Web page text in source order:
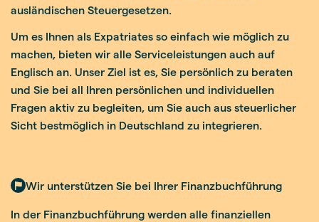
ausländischen Steuergesetzen.
Um es Ihnen als Expatriates so einfach wie möglich zu
machen, bieten wir alle Serviceleistungen auch auf
Englisch an. Unser Ziel ist es, Sie persönlich zu beraten
und Sie bei all Ihren persönlichen und individuellen
Fragen aktiv zu begleiten, um Sie auch aus steuerlicher
Sicht bestmöglich in Deutschland zu integrieren.
Wir unterstützen Sie bei Ihrer Finanzbuchführung
In der Finanzbuchführung werden alle finanziellen